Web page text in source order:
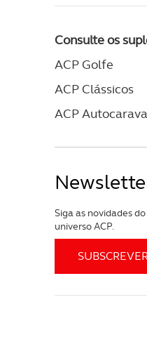
Consulte os
ACP Golfe
ACP Clássicos
ACP
Siga as novidades
universo ACP.